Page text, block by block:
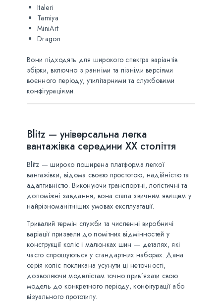
Italeri
Tamiya
MiniArt
Dragon
Вони підходять для широкого спектра варіантів
збірки, включно з ранніми та пізніми версіями
воєнного періоду, утилітарними та службовими
конфігураціями.
Blitz — універсальна легка
вантажівка середини XX століття
Blitz — широко поширена платформа легкої
вантажівки, відома своєю простотою, надійністю та
адаптивністю. Виконуючи транспортні, логістичні та
допоміжні завдання, вона стала звичним явищем у
найрізноманітніших умовах експлуатації.
Тривалий термін служби та численні виробничі
варіації призвели до помітних відмінностей у
конструкції коліс і малюнках шин — деталях, які
часто спрощуються у стандартних наборах. Дана
серія коліс покликана усунути ці неточності,
дозволяючи моделістам точно прив’язати свою
модель до конкретного періоду, конфігурації або
візуального прототипу.